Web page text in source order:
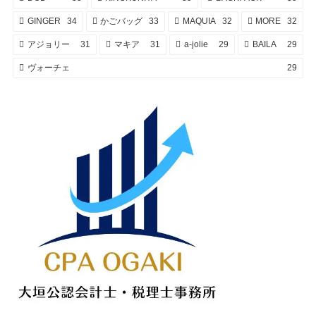
GINGER 34 かごバッグ 33 MAQUIA 32 MORE 32
アジョリー 31 マキア 31 a-jolie 29 BAILA 29
ヴォーチェ 29